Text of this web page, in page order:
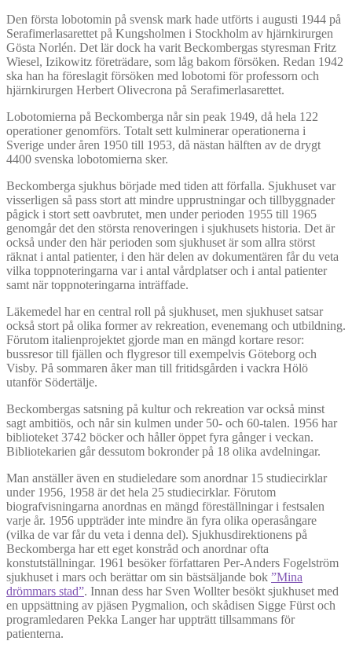
Den första lobotomin på svensk mark hade utförts i augusti 1944 på
Serafimerlasarettet på Kungsholmen i Stockholm av hjärnkirurgen
Gösta Norlén. Det lär dock ha varit Beckombergas styresman Fritz
Wiesel, Izikowitz företrädare, som låg bakom försöken. Redan 1942
ska han ha föreslagit försöken med lobotomi för professorn och
hjärnkirurgen Herbert Olivecrona på Serafimerlasarettet.
Lobotomierna på Beckomberga når sin peak 1949, då hela 122
operationer genomförs. Totalt sett kulminerar operationerna i
Sverige under åren 1950 till 1953, då nästan hälften av de drygt
4400 svenska lobotomierna sker.
Beckomberga sjukhus började med tiden att förfalla. Sjukhuset var
visserligen så pass stort att mindre upprustningar och tillbyggnader
pågick i stort sett oavbrutet, men under perioden 1955 till 1965
genomgår det den största renoveringen i sjukhusets historia. Det är
också under den här perioden som sjukhuset är som allra störst
räknat i antal patienter, i den här delen av dokumentären får du veta
vilka toppnoteringarna var i antal vårdplatser och i antal patienter
samt när toppnoteringarna inträffade.
Läkemedel har en central roll på sjukhuset, men sjukhuset satsar
också stort på olika former av rekreation, evenemang och utbildning.
Förutom italienprojektet gjorde man en mängd kortare resor:
bussresor till fjällen och flygresor till exempelvis Göteborg och
Visby. På sommaren åker man till fritidsgården i vackra Hölö
utanför Södertälje.
Beckombergas satsning på kultur och rekreation var också minst
sagt ambitiös, och når sin kulmen under 50- och 60-talen. 1956 har
biblioteket 3742 böcker och håller öppet fyra gånger i veckan.
Bibliotekarien går dessutom bokronder på 18 olika avdelningar.
Man anställer även en studieledare som anordnar 15 studiecirklar
under 1956, 1958 är det hela 25 studiecirklar. Förutom
biografvisningarna anordnas en mängd föreställningar i festsalen
varje år. 1956 uppträder inte mindre än fyra olika operasångare
(vilka de var får du veta i denna del). Sjukhusdirektionens på
Beckomberga har ett eget konstråd och anordnar ofta
konstutställningar. 1961 besöker författaren Per-Anders Fogelström
sjukhuset i mars och berättar om sin bästsäljande bok ”Mina
drömmars stad”. Innan dess har Sven Wollter besökt sjukhuset med
en uppsättning av pjäsen Pygmalion, och skådisen Sigge Fürst och
programledaren Pekka Langer har uppträtt tillsammans för
patienterna.